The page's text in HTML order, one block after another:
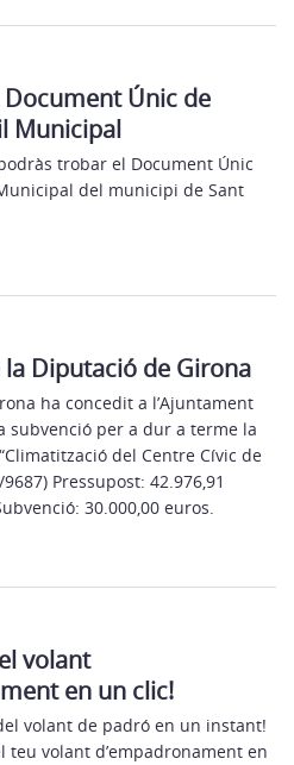
Document Únic de
Municipal
trobar el Document Únic
del municipi de Sant
la Diputació de Girona
ha concedit a l’Ajuntament
subvenció per a dur a terme la
del Centre Cívic de
Pressupost: 42.976,91
30.000,00 euros.
volant
en un clic!
volant de padró en un instant!
teu volant d’empadronament en